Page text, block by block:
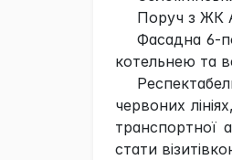
Поруч з ЖК
Фасадна 6-
котельнею та
червоних
транспортної
стати